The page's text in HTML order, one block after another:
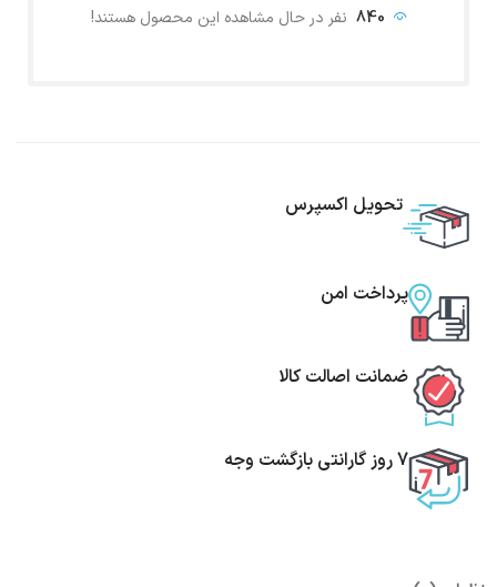
840 نفر در حال مشاهده این محصول هستند!
تحویل اکسپرس
پرداخت امن
ضمانت اصالت کالا
7 روز گارانتی بازگشت وجه